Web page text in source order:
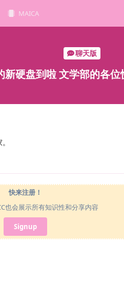
MAICA
聊天版
新硬盘到啦 文学部的各位
快来注册！
也会展示所有知识性和分享内容
Signup